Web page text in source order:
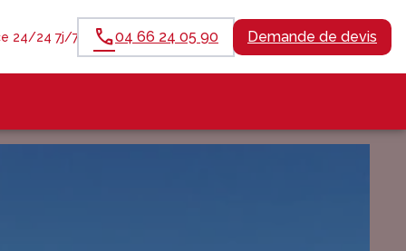
24/24 7j/7 04 66 24 05 90 Demande de devis